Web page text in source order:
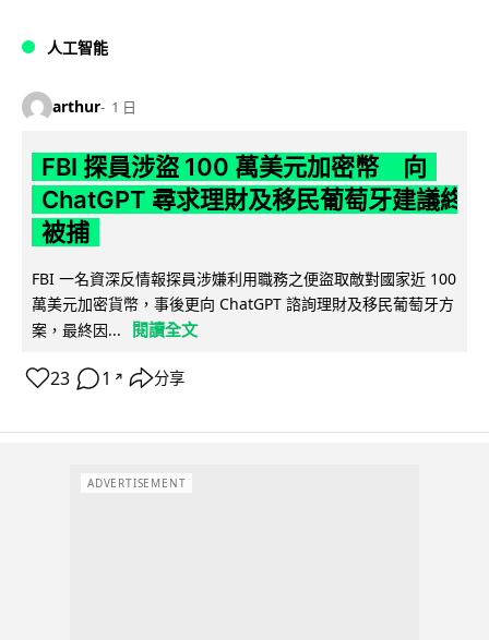
人工智能
arthur 1 日
FBI 探員涉盜 100 萬美元加密幣 向
ChatGPT 尋求理財及移民葡萄牙建議終
被捕
FBI 一名資深反情報探員涉嫌利用職務之便盜取敵對國家近 100
萬美元加密貨幣，事後更向 ChatGPT 諮詢理財及移民葡萄牙方
案，最終因...
閱讀全文
23 1 ↗ 分享
ADVERTISEMENT